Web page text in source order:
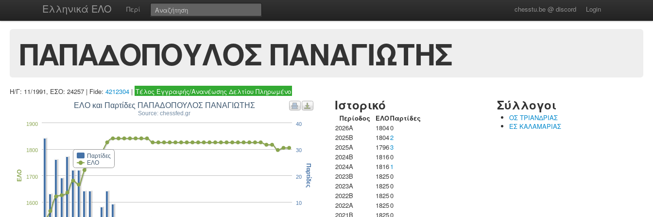
Ελληνικά ΕΛΟ Περί chesstu.be @ discord Login
ΠΑΠΑΔΟΠΟΥΛΟΣ ΠΑΝΑΓΙΩΤΗΣ
Η/Γ: 11/1991, ΕΣΟ: 24257 | Fide: 4212304 | Τέλος Εγγραφής/Ανανέωσης Δελτίου Πληρωμένο
ΕΛΟ και Παρτίδες ΠΑΠΑΔΟΠΟΥΛΟΣ ΠΑΝΑΓΙΩΤΗΣ
Source: chessfed.gr
Παρτίδες
ΕΛΟ
1600
1700
1800
1900
ΕΛΟ
10
20
30
40
Παρτίδες
Ιστορικό
Περίοδος ΕΛΟΠαρτίδες
2026A
18040
2025B
18042
2025A
17963
2024B
18160
2024A
18161
2023B
18250
2023Α
18250
2022B
18250
2022A
18250
2021B
18250
Σύλλογοι
ΟΣ ΤΡΙΑΝΔΡΙΑΣ
ΕΣ ΚΑΛΑΜΑΡΙΑΣ